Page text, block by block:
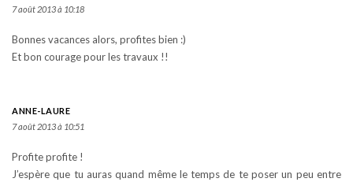
7 août 2013 à 10:18
Bonnes vacances alors, profites bien :)
Et bon courage pour les travaux !!
ANNE-LAURE
7 août 2013 à 10:51
Profite profite !
J’espère que tu auras quand même le temps de te poser un peu entre